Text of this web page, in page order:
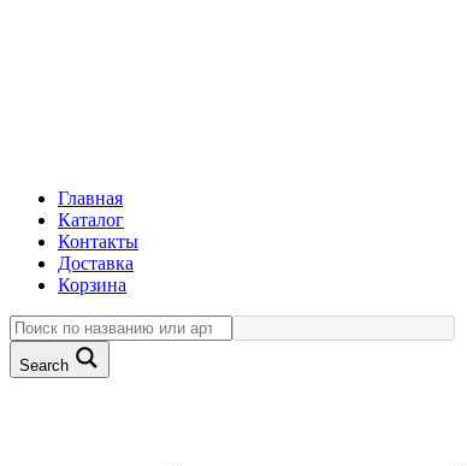
Главная
Каталог
Контакты
Доставка
Корзина
Search